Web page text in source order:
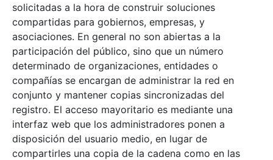
solicitadas a la hora de construir soluciones
compartidas para gobiernos, empresas, y
asociaciones. En general no son abiertas a la
participación del público, sino que un número
determinado de organizaciones, entidades o
compañías se encargan de administrar la red en
conjunto y mantener copias sincronizadas del
registro. El acceso mayoritario es mediante una
interfaz web que los administradores ponen a
disposición del usuario medio, en lugar de
compartirles una copia de la cadena como en las